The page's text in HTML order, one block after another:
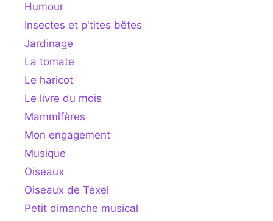
Humour
Insectes et p'tites bêtes
Jardinage
La tomate
Le haricot
Le livre du mois
Mammifères
Mon engagement
Musique
Oiseaux
Oiseaux de Texel
Petit dimanche musical